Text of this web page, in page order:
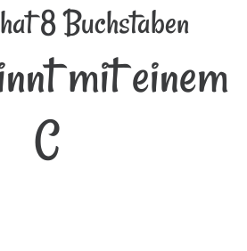
8 Buchstaben
mit einem
C